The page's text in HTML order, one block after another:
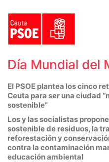
Día Mundial del
El PSOE plantea los cinco
Ceuta para ser una ciudad
sostenible”
Los y las socialistas
sostenible de residuos, la
reforestación y
contra la contaminación
educación ambiental